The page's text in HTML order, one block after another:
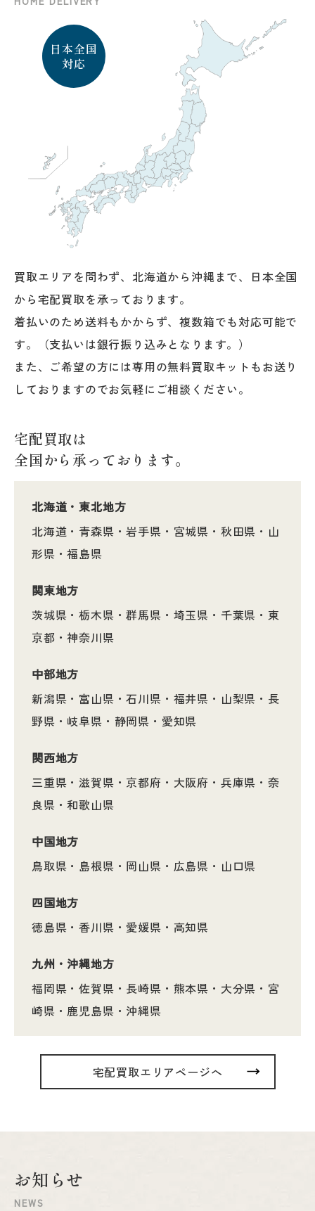
日本全国
対応
買取エリアを問わず、北海道から沖縄まで、
日本全国
から宅配買取を承っております。
着払いのため送料もかからず、複数箱でも対応可能で
す。
（支払いは銀行振り込みとなります。）
また、ご希望の方には専用の無料買取キットもお送り
しておりますのでお気軽にご相談ください。
宅配買取は
全国から承っております。
北海道・東北地方
北海道・青森県・岩手県・宮城県・秋田県・山
形県・福島県
関東地方
茨城県・栃木県・群馬県・埼玉県・千葉県・東
京都・神奈川県
中部地方
新潟県・富山県・石川県・福井県・山梨県・長
野県・岐阜県・静岡県・愛知県
関西地方
三重県・滋賀県・京都府・大阪府・兵庫県・奈
良県・和歌山県
中国地方
鳥取県・島根県・岡山県・広島県・山口県
四国地方
徳島県・香川県・愛媛県・高知県
九州・沖縄地方
福岡県・佐賀県・長崎県・熊本県・大分県・宮
崎県・鹿児島県・沖縄県
宅配買取エリアページへ
お知 らせ
NEWS